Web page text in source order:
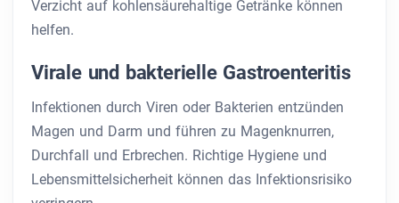
Verzicht auf kohlensäurehaltige Getränke können
helfen.
Virale und bakterielle Gastroenteritis
Infektionen durch Viren oder Bakterien entzünden
Magen und Darm und führen zu Magenknurren,
Durchfall und Erbrechen. Richtige Hygiene und
Lebensmittelsicherheit können das Infektionsrisiko